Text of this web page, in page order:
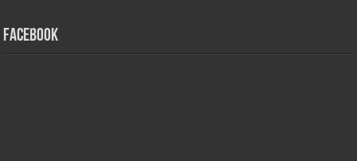
Facebook